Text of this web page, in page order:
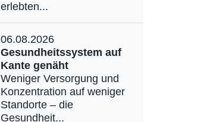
erlebten...
06.08.2026
Gesundheitssystem auf
Kante genäht
Weniger Versorgung und
Konzentration auf weniger
Standorte – die
Gesundheit...